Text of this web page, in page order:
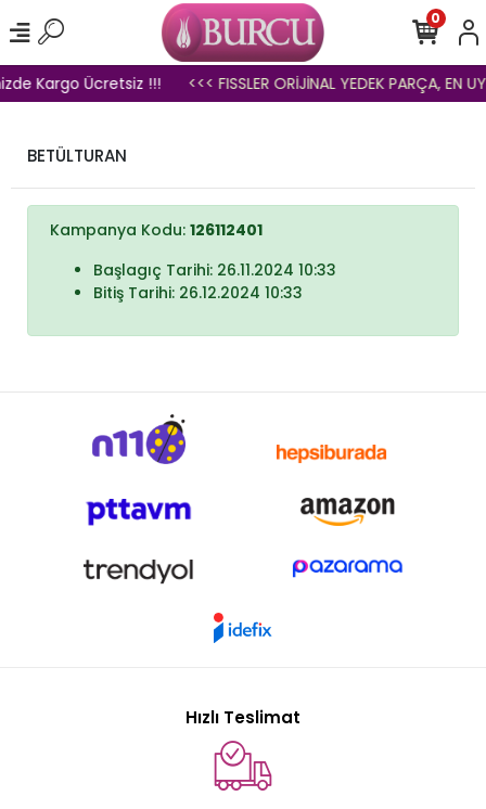
Kargo Ücretsiz !!! <<< FISSLER ORİJİNAL YEDEK PARÇA, EN
0
BETÜLTURAN
Kampanya Kodu: 126112401
Başlagıç Tarihi: 26.11.2024 10:33
Bitiş Tarihi: 26.12.2024 10:33
Hızlı Teslimat